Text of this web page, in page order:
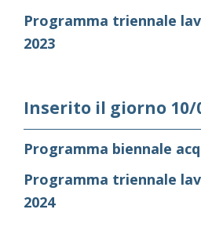
Programma triennale
2023
Inserito il giorno 10/
Programma biennale
Programma triennale
2024